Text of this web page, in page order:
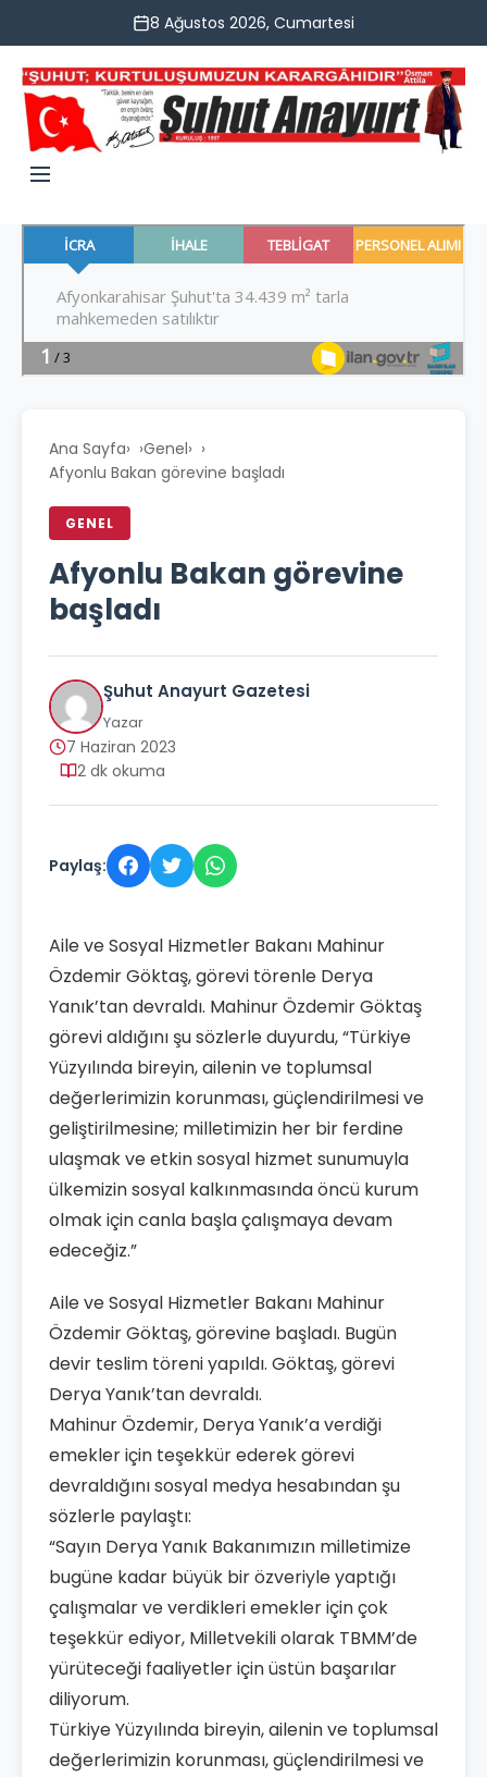
8 Ağustos 2026, Cumartesi
Ana Sayfa› Genel›
Afyonlu Bakan görevine başladı
GENEL
Afyonlu Bakan görevine
başladı
Şuhut Anayurt Gazetesi
Yazar
7 Haziran 2023
2 dk okuma
Paylaş:
Aile ve Sosyal Hizmetler Bakanı Mahinur
Özdemir Göktaş, görevi törenle Derya
Yanık’tan devraldı. Mahinur Özdemir Göktaş
görevi aldığını şu sözlerle duyurdu, “Türkiye
Yüzyılında bireyin, ailenin ve toplumsal
değerlerimizin korunması, güçlendirilmesi ve
geliştirilmesine; milletimizin her bir ferdine
ulaşmak ve etkin sosyal hizmet sunumuyla
ülkemizin sosyal kalkınmasında öncü kurum
olmak için canla başla çalışmaya devam
edeceğiz.”
Aile ve Sosyal Hizmetler Bakanı Mahinur
Özdemir Göktaş, görevine başladı. Bugün
devir teslim töreni yapıldı. Göktaş, görevi
Derya Yanık’tan devraldı.
Mahinur Özdemir, Derya Yanık’a verdiği
emekler için teşekkür ederek görevi
devraldığını sosyal medya hesabından şu
sözlerle paylaştı:
“Sayın Derya Yanık Bakanımızın milletimize
bugüne kadar büyük bir özveriyle yaptığı
çalışmalar ve verdikleri emekler için çok
teşekkür ediyor, Milletvekili olarak TBMM’de
yürüteceği faaliyetler için üstün başarılar
diliyorum.
Türkiye Yüzyılında bireyin, ailenin ve toplumsal
değerlerimizin korunması, güçlendirilmesi ve